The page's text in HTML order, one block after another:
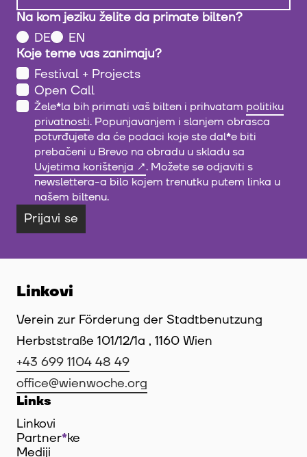
Na kom jeziku želite da primate bilten?
DE
EN
Koje teme vas zanimaju?
Festival + Projects
Open Call
Žele*la bih primati vaš bilten i prihvatam politiku
privatnosti. Popunjavanjem i slanjem obrasca
potvrđujete da će podaci koje ste dal*e biti
prebačeni u Brevo na obradu u skladu sa
Uvjetima korištenja
. Možete se odjaviti s
newslettera-a bilo kojem trenutku putem linka u
našem biltenu.
Prijavi se
Linkovi
Verein zur Förderung der Stadtbenutzung
Herbststraße 101/12/1a , 1160 Wien
+43 699 1104 48 49
office@wienwoche.org
Links
Linkovi
Partner*ke
Mediji